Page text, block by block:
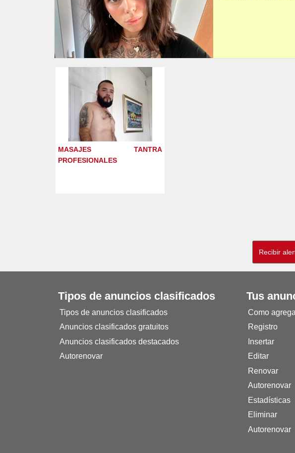
MASAJES TANTRA
PROFESIONALES
Tipos de anuncios clasificados
Tipos de anuncios clasificados
Anuncios clasificados gratuitos
Anuncios clasificados destacados
Autorenovar
Tus
Como
Registro
Insertar
Editar
Renovar
Autorenovar
Estadísticas
Eliminar
Autorenovar